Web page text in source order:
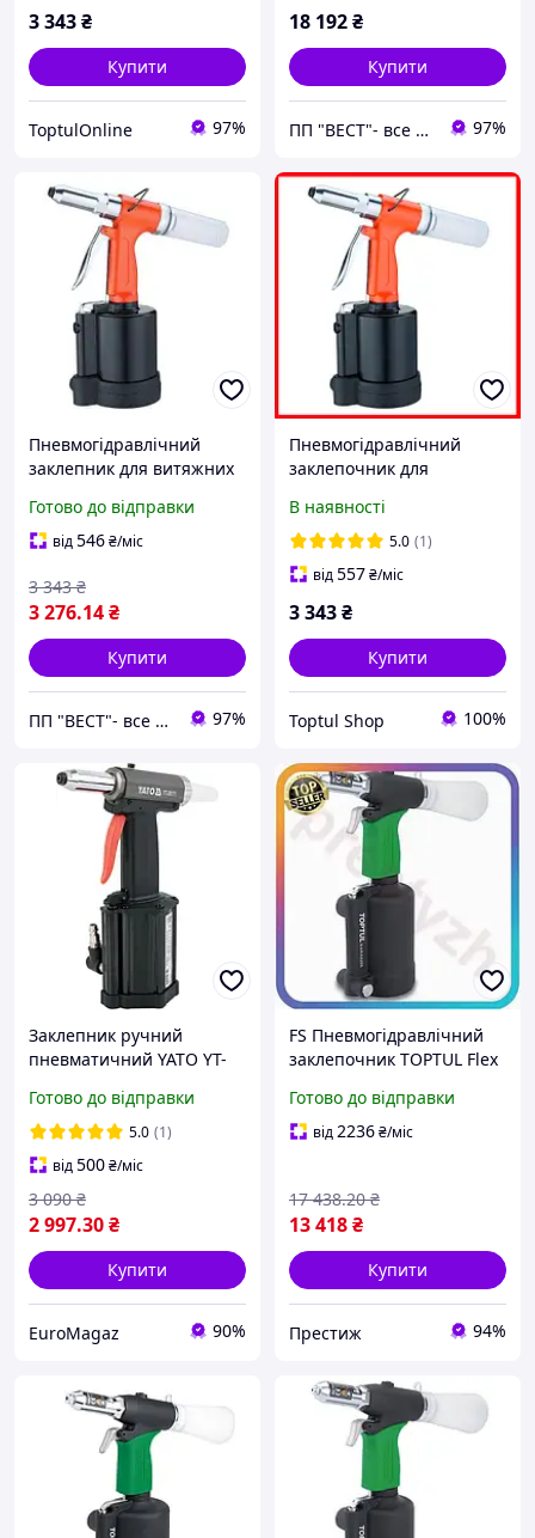
3 343₴
Купити
ToptulOnline 97%
18 192₴
Купити
ПП "ВЕСТ"- все для зварки, спецодяг та взуття, пожежна безпека, покрівельні матеріали. 97%
Пневмогідравлічний
заклепник для витяжних
AIRKRAFT AT-6017
Готово до відправки
від546₴/міс
3 276.14₴
3 343 ₴
Купити
ПП "ВЕСТ"- все для зварки, спецодяг та взуття, пожежна безпека, покрівельні матеріали. 97%
Пневмогідравлічний
заклепочник для
(3.2-6.4 мм) AIRKRAFT AT-
6017
В наявності
5.0 (1)
від557₴/міс
3 343₴
Купити
Toptul Shop 100%
Заклепник ручний
пневматичний YATO YT-
Готово до відправки
5.0 (1)
від500₴/міс
2 997.30₴
3 090 ₴
Купити
EuroMagaz 90%
FS Пневмогідравлічний
заклепочник TOPTUL Flex
алюмінієвих та сталевих
заклепок клеп SET18-F
Готово до відправки
від2236₴/міс
13 418₴
17 438.20 ₴
Купити
Престиж 94%